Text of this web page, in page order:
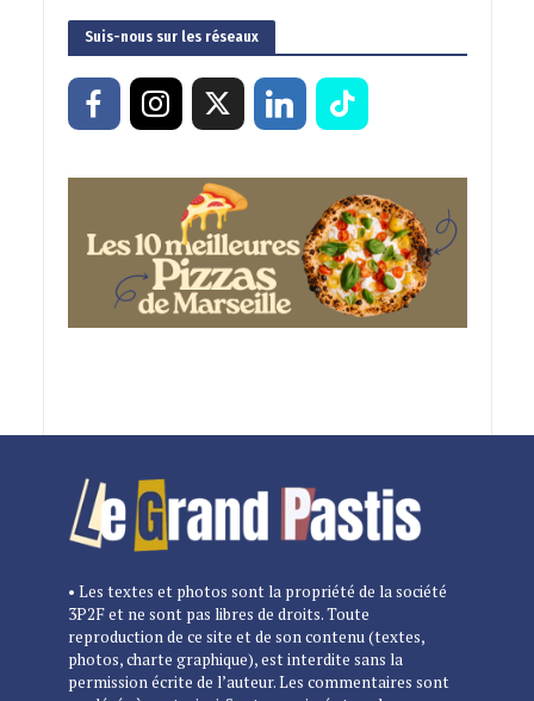
Suis-nous sur les réseaux
• Les textes et photos sont la propriété de la société
3P2F et ne sont pas libres de droits. Toute
reproduction de ce site et de son contenu (textes,
photos, charte graphique), est interdite sans la
permission écrite de l’auteur. Les commentaires sont